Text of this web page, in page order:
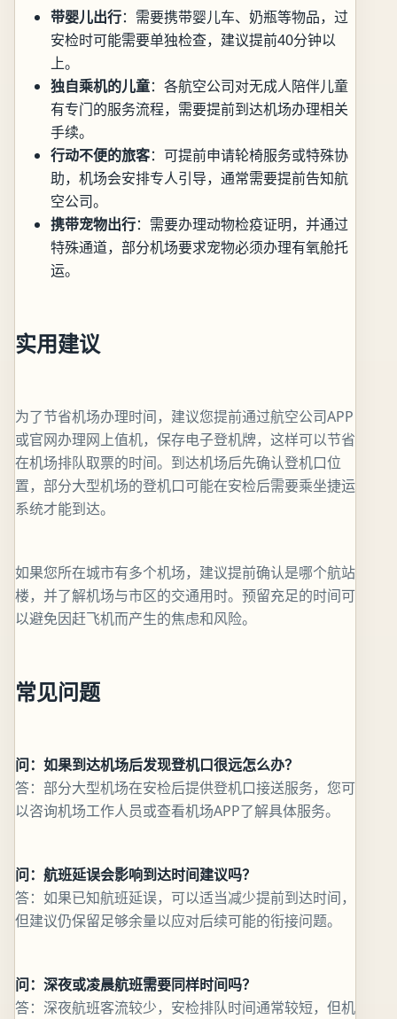
带婴儿出行：需要携带婴儿车、奶瓶等物品，过
安检时可能需要单独检查，建议提前40分钟以
上。
独自乘机的儿童：各航空公司对无成人陪伴儿童
有专门的服务流程，需要提前到达机场办理相关
手续。
行动不便的旅客：可提前申请轮椅服务或特殊协
助，机场会安排专人引导，通常需要提前告知航
空公司。
携带宠物出行：需要办理动物检疫证明，并通过
特殊通道，部分机场要求宠物必须办理有氧舱托
运。
实用建议
为了节省机场办理时间，建议您提前通过航空公司APP
或官网办理网上值机，保存电子登机牌，这样可以节省
在机场排队取票的时间。到达机场后先确认登机口位
置，部分大型机场的登机口可能在安检后需要乘坐捷运
系统才能到达。
如果您所在城市有多个机场，建议提前确认是哪个航站
楼，并了解机场与市区的交通用时。预留充足的时间可
以避免因赶飞机而产生的焦虑和风险。
常见问题
问：如果到达机场后发现登机口很远怎么办？
答：部分大型机场在安检后提供登机口接送服务，您可
以咨询机场工作人员或查看机场APP了解具体服务。
问：航班延误会影响到达时间建议吗？
答：如果已知航班延误，可以适当减少提前到达时间，
但建议仍保留足够余量以应对后续可能的衔接问题。
问：深夜或凌晨航班需要同样时间吗？
答：深夜航班客流较少，安检排队时间通常较短，但机